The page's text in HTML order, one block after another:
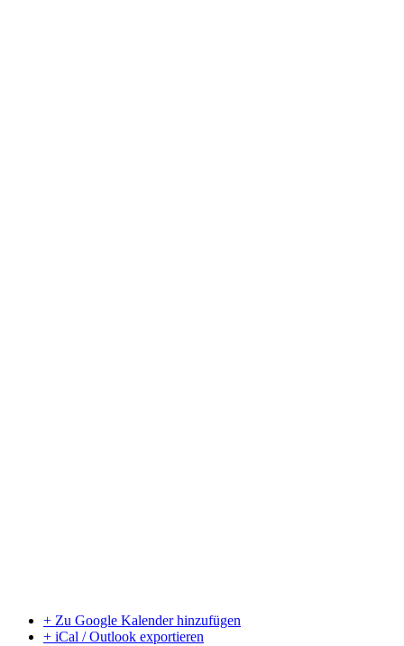
+ Zu Google Kalender hinzufügen
+ iCal / Outlook exportieren